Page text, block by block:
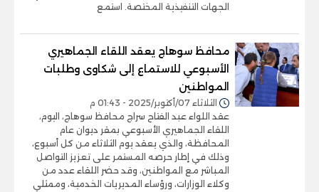
الجهات التنفيذية المختصة. استمع
محافظ سوهاج يعقد اللقاء الجماهيري
الأسبوعي للاستماع إلى شكاوى وطلبات
المواطنين
الثلاثاء 07/أكتوبر/2025 - 01:43 م
عقد اللواء عبد الفتاح سراج محافظ سوهاج، اليوم،
اللقاء الجماهيري الأسبوعي بمقر ديوان عام
المحافظة، والذي يعقد يوم الثلاثاء من كل أسبوع،
وذلك في إطار حرصه المستمر على تعزيز التواصل
المباشر مع المواطنين، وقد حضر اللقاء عدد من
وكلاء الوزارات، ورؤساء المديريات الخدمية، وممثلي